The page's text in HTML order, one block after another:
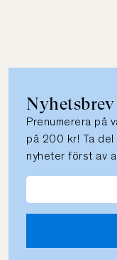
Nyhetsbrev
Prenumerera på
på 200 kr! Ta del
nyheter först av